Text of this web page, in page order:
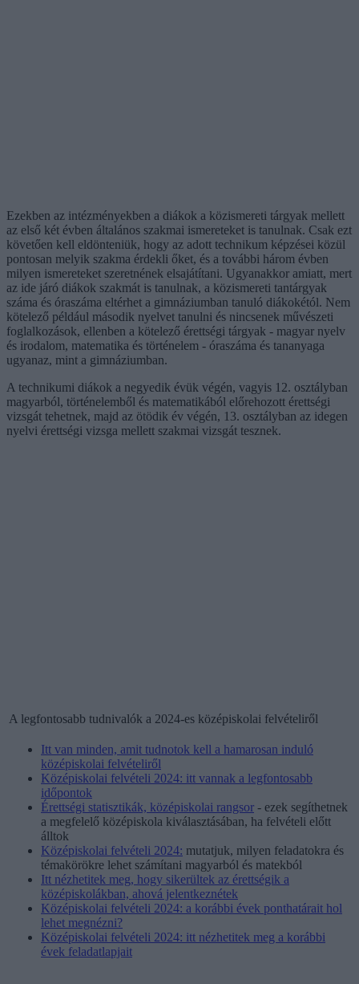
Ezekben az intézményekben a diákok a közismereti tárgyak mellett
az első két évben általános szakmai ismereteket is tanulnak. Csak ezt
követően kell eldönteniük, hogy az adott technikum képzései közül
pontosan melyik szakma érdekli őket, és a további három évben
milyen ismereteket szeretnének elsajátítani. Ugyanakkor amiatt, mert
az ide járó diákok szakmát is tanulnak, a közismereti tantárgyak
száma és óraszáma eltérhet a gimnáziumban tanuló diákokétól. Nem
kötelező például második nyelvet tanulni és nincsenek művészeti
foglalkozások, ellenben a kötelező érettségi tárgyak - magyar nyelv
és irodalom, matematika és történelem - óraszáma és tananyaga
ugyanaz, mint a gimnáziumban.
A technikumi diákok a negyedik évük végén, vagyis 12. osztályban
magyarból, történelemből és matematikából előrehozott érettségi
vizsgát tehetnek, majd az ötödik év végén, 13. osztályban az idegen
nyelvi érettségi vizsga mellett szakmai vizsgát tesznek.
A legfontosabb tudnivalók a 2024-es középiskolai felvételiről
Itt van minden, amit tudnotok kell a hamarosan induló
középiskolai felvételiről
Középiskolai felvételi 2024: itt vannak a legfontosabb
időpontok
Érettségi statisztikák, középiskolai rangsor - ezek segíthetnek
a megfelelő középiskola kiválasztásában, ha felvételi előtt
álltok
Középiskolai felvételi 2024: mutatjuk, milyen feladatokra és
témakörökre lehet számítani magyarból és matekból
Itt nézhetitek meg, hogy sikerültek az érettségik a
középiskolákban, ahová jelentkeznétek
Középiskolai felvételi 2024: a korábbi évek ponthatárait hol
lehet megnézni?
Középiskolai felvételi 2024: itt nézhetitek meg a korábbi
évek feladatlapjait